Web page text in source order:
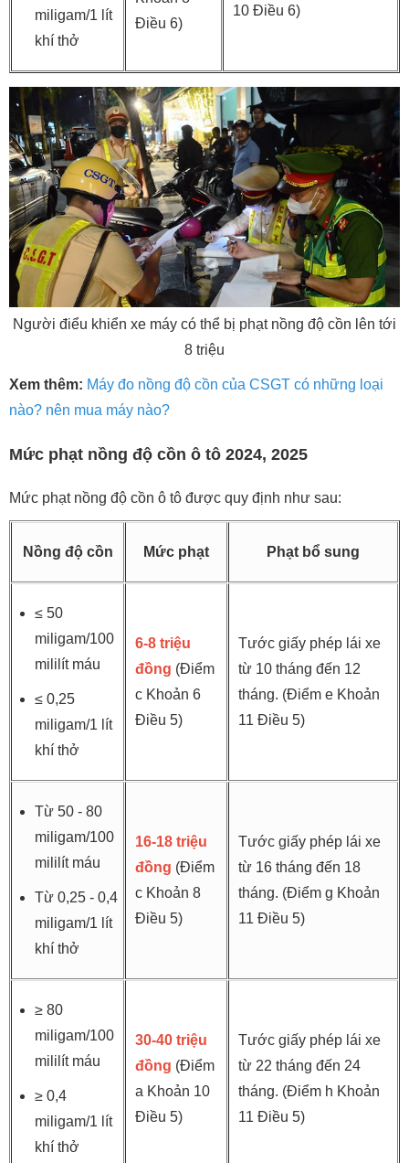
miligam/1 lít
khí thở
Điều 6)
10 Điều 6)
Người điểu khiển xe máy có thể bị phạt nồng độ cồn lên tới
8 triệu
Xem thêm: Máy đo nồng độ cồn của CSGT có những loại
nào? nên mua máy nào?
Mức phạt nồng độ cồn ô tô 2024, 2025
Mức phạt nồng độ cồn ô tô được quy định như sau:
Nồng độ cồn Mức phạt Phạt bổ sung
≤ 50
miligam/100
mililít máu
≤ 0,25
miligam/1 lít
khí thở
6-8 triệu
đồng (Điểm
c Khoản 6
Điều 5)
Tước giấy phép lái xe
từ 10 tháng đến 12
tháng. (Điểm e Khoản
11 Điều 5)
Từ 50 - 80
miligam/100
mililít máu
Từ 0,25 - 0,4
miligam/1 lít
khí thở
16-18 triệu
đồng (Điểm
c Khoản 8
Điều 5)
Tước giấy phép lái xe
từ 16 tháng đến 18
tháng. (Điểm g Khoản
11 Điều 5)
≥ 80
miligam/100
mililít máu
≥ 0,4
miligam/1 lít
khí thở
30-40 triệu
đồng (Điểm
a Khoản 10
Điều 5)
Tước giấy phép lái xe
từ 22 tháng đến 24
tháng. (Điểm h Khoản
11 Điều 5)